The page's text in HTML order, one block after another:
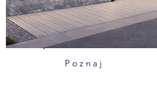
Poznaj